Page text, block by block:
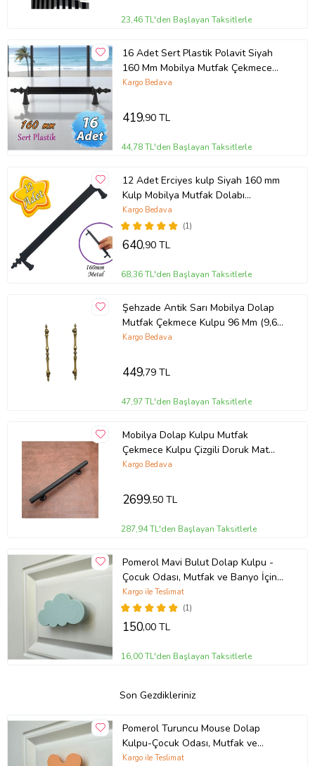
23,46 TL'den Başlayan Taksitlerle
16 Adet Sert Plastik Polavit Siyah
160 Mm Mobilya Mutfak Çekmece
Dolap Dolabı Kulpu Kulbu Kulpları
Kargo Bedava
419,90 TL
44,78 TL'den Başlayan Taksitlerle
12 Adet Erciyes kulp Siyah 160 mm
Kulp Mobilya Mutfak Dolabı
Çekmece Dolap Kapak Kulpu Kulbu
Metal Kulpları(1)
Kargo Bedava
640,90 TL
68,36 TL'den Başlayan Taksitlerle
Şehzade Antik Sarı Mobilya Dolap
Mutfak Çekmece Kulpu 96 Mm (9,6
Cm) 2 Adet (STD)
Kargo Bedava
449,79 TL
47,97 TL'den Başlayan Taksitlerle
Mobilya Dolap Kulpu Mutfak
Çekmece Kulpu Çizgili Doruk Mat
Siyah 128 Mm 20 Adet
Kargo Bedava
2699,50 TL
287,94 TL'den Başlayan Taksitlerle
Pomerol Mavi Bulut Dolap Kulpu -
Çocuk Odası, Mutfak ve Banyo İçin
Eğlenceli ve Dayanıklı Mobilya Kulp
(1)
Kargo ile Teslimat
150,00 TL
16,00 TL'den Başlayan Taksitlerle
Son Gezdikleriniz
Pomerol Turuncu Mouse Dolap
Kulpu-Çocuk Odası, Mutfak ve
Banyo İçin Modern,Şık ve Dayanıklı
Kargo ile Teslimat